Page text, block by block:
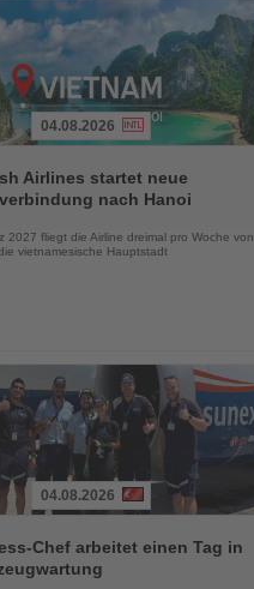
04.08.2026
Airlines startet neue
nach Hanoi
2027 fliegt die Airline dreimal pro Woche von
vietnamesische Hauptstadt
04.08.2026
Chef arbeitet einen Tag in